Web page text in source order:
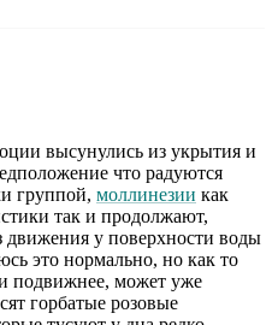
высунулись из укрытия и
что радуются
группой, моллинезии как
так и продолжают,
движения у поверхности воды
это нормально, но как то
подвижнее, может уже
горбатые розовые